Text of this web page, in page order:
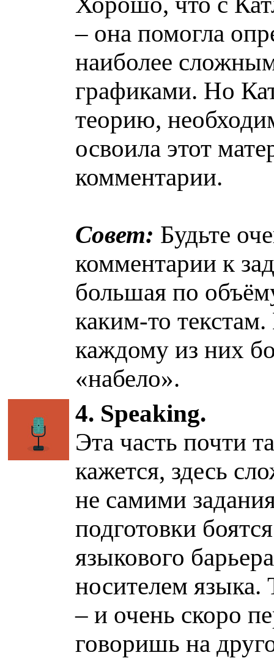
– она помогла
наиболее
графиками. Но
теорию,
освоила этот
комментарии.
Совет: Будьте
комментарии к
большая по
каким-то
каждому из них
«набело».
4. Speaking.
Эта часть почти
кажется, здесь
не самими
подготовки
языкового
носителем языка.
– и очень скоро
говоришь на